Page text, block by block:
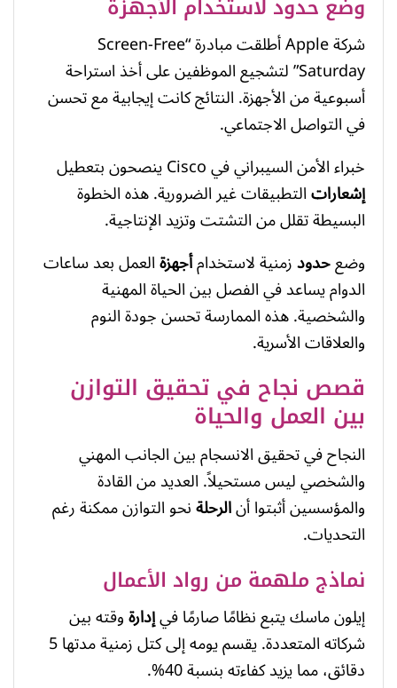
وضع حدود لاستخدام الأجهزة
شركة Apple أطلقت مبادرة “Screen-Free
Saturday” لتشجيع الموظفين على أخذ استراحة
أسبوعية من الأجهزة. النتائج كانت إيجابية مع تحسن
في التواصل الاجتماعي.
خبراء الأمن السيبراني في Cisco ينصحون بتعطيل
إشعاراتالتطبيقات غير الضرورية. هذه الخطوة
البسيطة تقلل من التشتت وتزيد الإنتاجية.
وضعحدودزمنية لاستخدامأجهزةالعمل بعد ساعات
الدوام يساعد في الفصل بين الحياة المهنية
والشخصية. هذه الممارسة تحسن جودة النوم
والعلاقات الأسرية.
قصص نجاح في تحقيق التوازن
بين العمل والحياة
النجاح في تحقيق الانسجام بين الجانب المهني
والشخصي ليس مستحيلاً. العديد من القادة
والمؤسسين أثبتوا أنالرحلةنحو التوازن ممكنة رغم
التحديات.
نماذج ملهمة من رواد الأعمال
إيلون ماسك يتبع نظامًا صارمًا فيإدارةوقته بين
شركاته المتعددة. يقسم يومه إلى كتل زمنية مدتها 5
دقائق، مما يزيد كفاءته بنسبة 40%.